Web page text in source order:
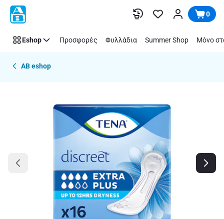
Παράλειψη 0
Eshop Προσφορές Φυλλάδια Summer Shop Μόνο
AB eshop